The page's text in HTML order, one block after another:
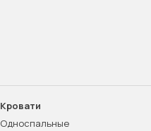
Кровати
Односпальные